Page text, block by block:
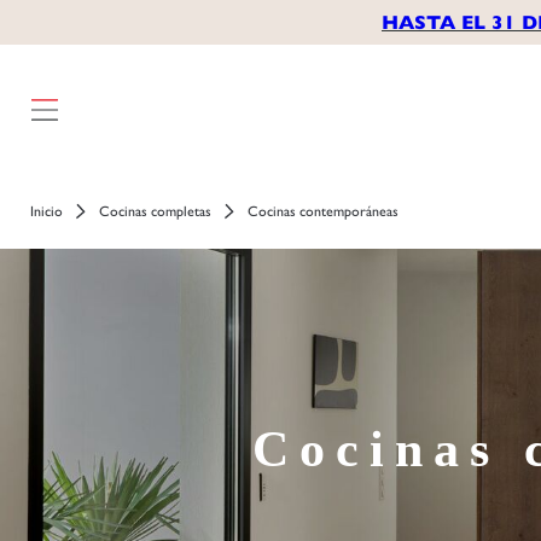
HASTA EL 31
Inicio Cocinas completas Cocinas contemporáneas
Cocinas